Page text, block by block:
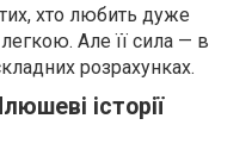
хто любить дуже
Але її сила — в
розрахунках.
історії